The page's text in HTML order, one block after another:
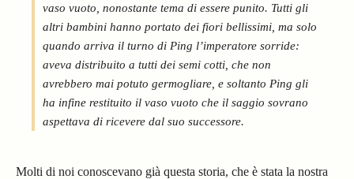
vaso vuoto, nonostante tema di essere punito. Tutti gli
altri bambini hanno portato dei fiori bellissimi, ma solo
quando arriva il turno di Ping l’imperatore sorride:
aveva distribuito a tutti dei semi cotti, che non
avrebbero mai potuto germogliare, e soltanto Ping gli
ha infine restituito il vaso vuoto che il saggio sovrano
aspettava di ricevere dal suo successore.
Molti di noi conoscevano già questa storia, che è stata la nostra